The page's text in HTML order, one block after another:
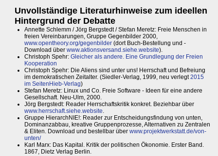
Unvollständige Literaturhinweise zum ideellen
Hintergrund der Debatte
Annette Schlemm / Jörg Bergstedt / Stefan Meretz: Freie Menschen in
freien Vereinbarungen, Gruppe Gegenbilder 2000,
www.opentheory.org/gegenbilder (dort Buch-Bestellung und -
Download über www.aktionsversand.siehe.website).
Christoph Spehr: Gleicher als andere. Eine Grundlegung der Freien
Kooperation
Christoph Spehr: Die Aliens sind unter uns! Herrschaft und Befreiung
im demokratischen Zeitalter. (Siedler-Verlag, 1999, neu verlegt2015
im SeitenHieb-Verlag)
Stefan Meretz: Linux und Co. Freie Software - Ideen für eine andere
Gesellschaft. Neu-Ulm, 2000.
Jörg Bergstedt: Reader Herrschaftskritik konkret. Beziehbar über
www.herrschaft.siehe.website.
Gruppe HierarchNIE!: Reader zur Entscheidungsfindung von unten,
Dominanzabbau, kreative Gruppenprozesse, Alternativen zu Zentralen
& Eliten. Download und bestellbar über www.projektwerkstatt.de/von-
unten/
Karl Marx: Das Kapital. Kritik der politischen Ökonomie. Erster Band.
1867, Dietz Verlag Berlin.